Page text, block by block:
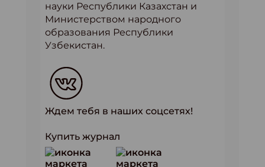
науки Республики Казахстан и
Министерством народного
образования Республики
Узбекистан.
Ждем тебя в наших соцсетях!
Купить журнал